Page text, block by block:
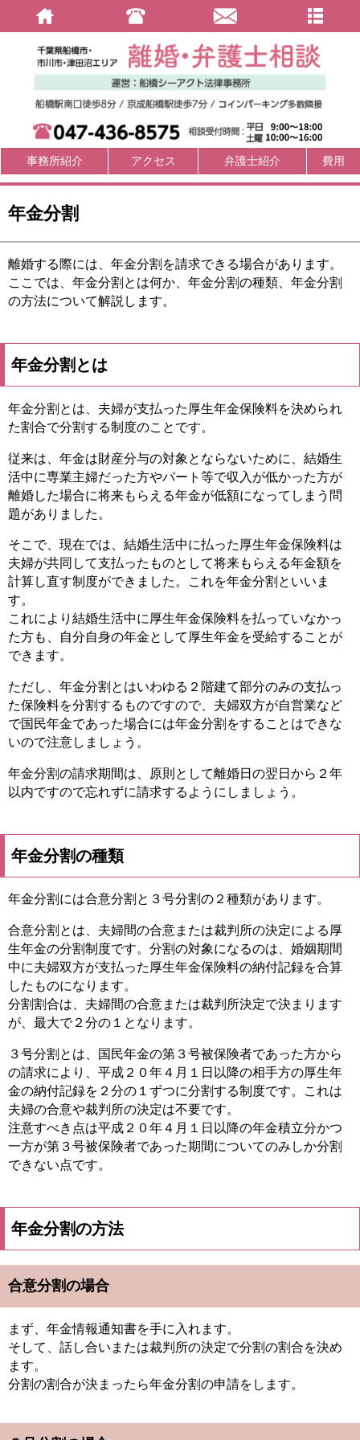
事務所紹介 アクセス 弁護士紹介 費用
年金分割
離婚する際には、年金分割を請求できる場合があります。
ここでは、年金分割とは何か、年金分割の種類、年金分割
の方法について解説します。
年金分割とは
年金分割とは、夫婦が支払った厚生年金保険料を決められ
た割合で分割する制度のことです。
従来は、年金は財産分与の対象とならないために、結婚生
活中に専業主婦だった方やパート等で収入が低かった方が
離婚した場合に将来もらえる年金が低額になってしまう問
題がありました。
そこで、現在では、結婚生活中に払った厚生年金保険料は
夫婦が共同して支払ったものとして将来もらえる年金額を
計算し直す制度ができました。これを年金分割といいま
す。
これにより結婚生活中に厚生年金保険料を払っていなかっ
た方も、自分自身の年金として厚生年金を受給することが
できます。
ただし、年金分割とはいわゆる２階建て部分のみの支払っ
た保険料を分割するものですので、夫婦双方が自営業など
で国民年金であった場合には年金分割をすることはできな
いので注意しましょう。
年金分割の請求期間は、原則として離婚日の翌日から２年
以内ですので忘れずに請求するようにしましょう。
年金分割の種類
年金分割には合意分割と３号分割の２種類があります。
合意分割とは、夫婦間の合意または裁判所の決定による厚
生年金の分割制度です。分割の対象になるのは、婚姻期間
中に夫婦双方が支払った厚生年金保険料の納付記録を合算
したものになります。
分割割合は、夫婦間の合意または裁判所決定で決まります
が、最大で２分の１となります。
３号分割とは、国民年金の第３号被保険者であった方から
の請求により、平成２０年４月１日以降の相手方の厚生年
金の納付記録を２分の１ずつに分割する制度です。これは
夫婦の合意や裁判所の決定は不要です。
注意すべき点は平成２０年４月１日以降の年金積立分かつ
一方が第３号被保険者であった期間についてのみしか分割
できない点です。
年金分割の方法
合意分割の場合
まず、年金情報通知書を手に入れます。
そして、話し合いまたは裁判所の決定で分割の割合を決め
ます。
分割の割合が決まったら年金分割の申請をします。